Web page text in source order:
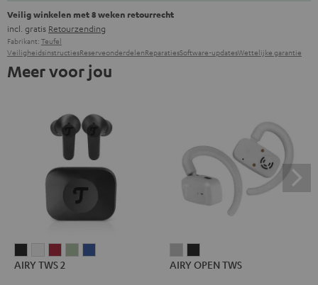
Veilig winkelen met 8 weken retourrecht
incl. gratis Retourzending
Fabrikant: Teufel
VeiligheidsinstructiesReserveonderdelenReparatiesSoftware-updatesWettelijke garantie
Meer voor jou
TWSTWSTWS
AIRY TWS 2
OPENOPEN
AIRY OPEN TWS